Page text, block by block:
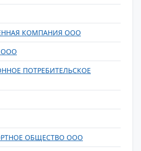
КОМПАНИЯ ООО
ООО
ПОТРЕБИТЕЛЬСКОЕ
ОБЩЕСТВО ООО